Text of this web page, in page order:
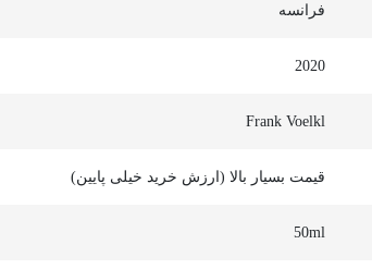
فرانسه
2020
Frank Voelkl
قیمت بسیار بالا (ارزش خرید خیلی پایین)
50ml